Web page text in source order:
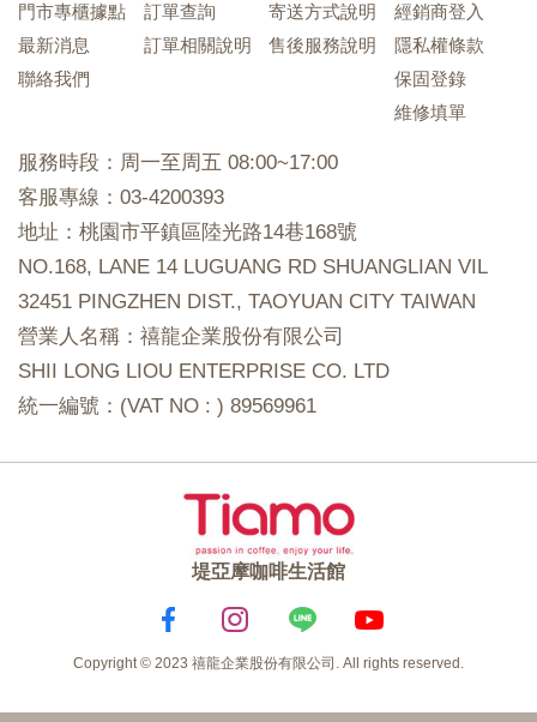
門市專櫃據點
最新消息
聯絡我們
訂單查詢
訂單相關說明
寄送方式說明
售後服務說明
經銷商登入
隱私權條款
保固登錄
維修填單
服務時段：周一至周五 08:00~17:00
客服專線：03-4200393
地址：桃園市平鎮區陸光路14巷168號
NO.168, LANE 14 LUGUANG RD SHUANGLIAN VIL
32451 PINGZHEN DIST., TAOYUAN CITY TAIWAN
營業人名稱：禧龍企業股份有限公司
SHII LONG LIOU ENTERPRISE CO. LTD
統一編號：(VAT NO : ) 89569961
堤亞摩咖啡生活館
Copyright © 2023 禧龍企業股份有限公司. All rights reserved.